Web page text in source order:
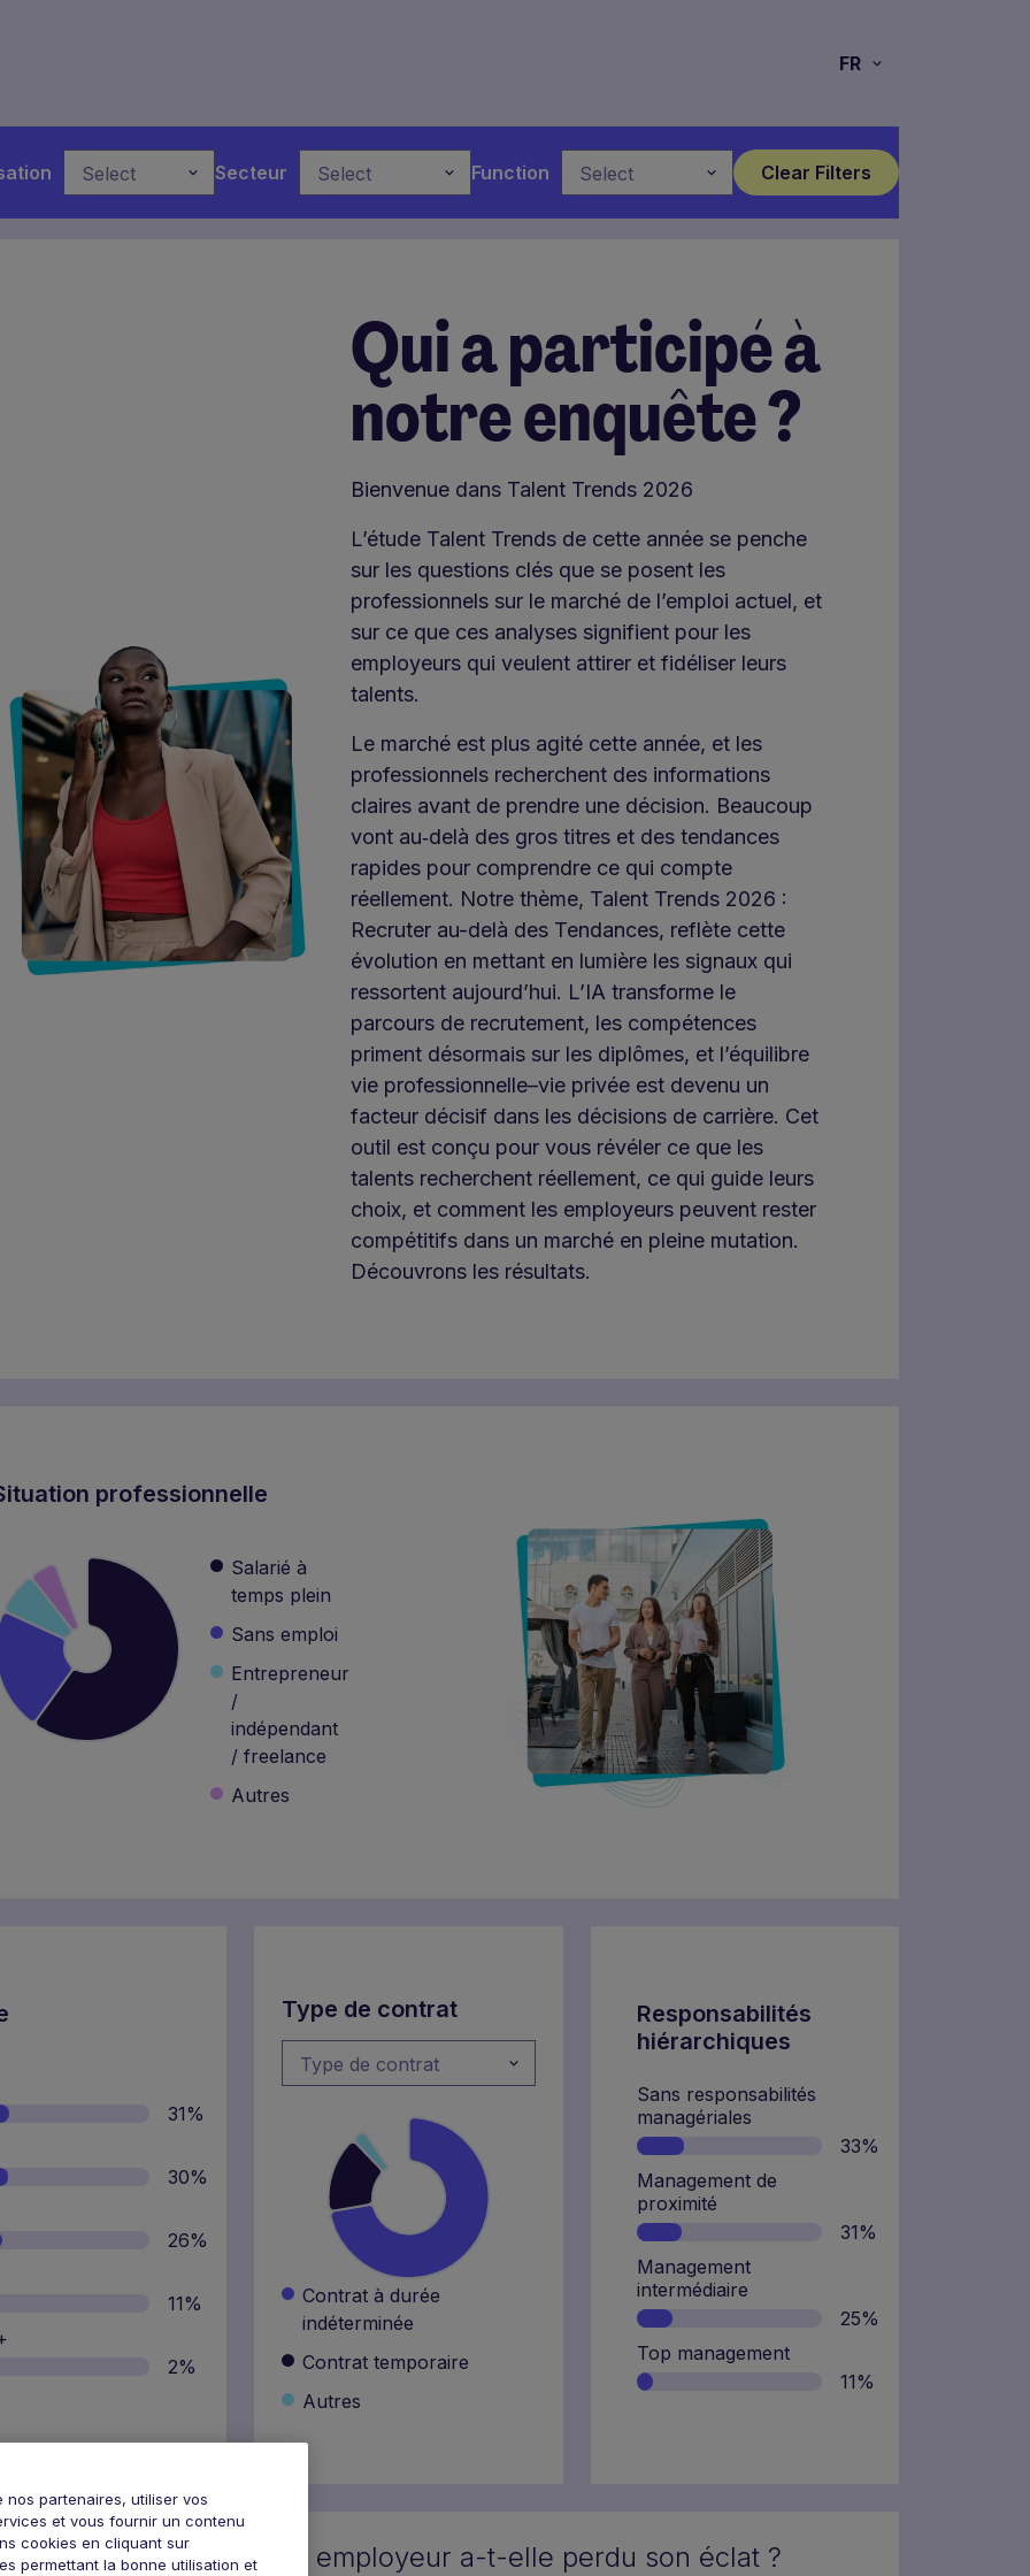
FR
Select Secteur Select Function Select
Qui a participé à
notre enquête ?
Bienvenue dans Talent Trends 2026
L’étude Talent Trends de cette année se penche
sur les questions clés que se posent les
professionnels sur le marché de l’emploi actuel, et
sur ce que ces analyses signifient pour les
employeurs qui veulent attirer et fidéliser leurs
talents.
Le marché est plus agité cette année, et les
professionnels recherchent des informations
claires avant de prendre une décision. Beaucoup
vont au‑delà des gros titres et des tendances
rapides pour comprendre ce qui compte
réellement. Notre thème, Talent Trends 2026 :
Recruter au-delà des Tendances, reflète cette
évolution en mettant en lumière les signaux qui
ressortent aujourd’hui. L’IA transforme le
parcours de recrutement, les compétences
priment désormais sur les diplômes, et l’équilibre
vie professionnelle–vie privée est devenu un
facteur décisif dans les décisions de carrière. Cet
outil est conçu pour vous révéler ce que les
talents recherchent réellement, ce qui guide leurs
choix, et comment les employeurs peuvent rester
compétitifs dans un marché en pleine mutation.
Découvrons les résultats.
professionnelle
Salarié à
temps plein
Sans emploi
Entrepreneur
/
indépendant
/ freelance
Autres
31%
30%
26%
11%
2%
Type de contrat
Type de contrat
Type de contrat
Contrat à durée
indéterminée
Contrat temporaire
Autres
Responsabilités
hiérarchiques
Sans responsabilités
managériales
33%
Management de
proximité
31%
Management
intermédiaire
25%
Top management
11%
la fidélité à son employeur a-t-elle perdu son éclat ?
partenaires, utiliser vos
et vous fournir un contenu
cookies en cliquant sur
permettant la bonne utilisation et